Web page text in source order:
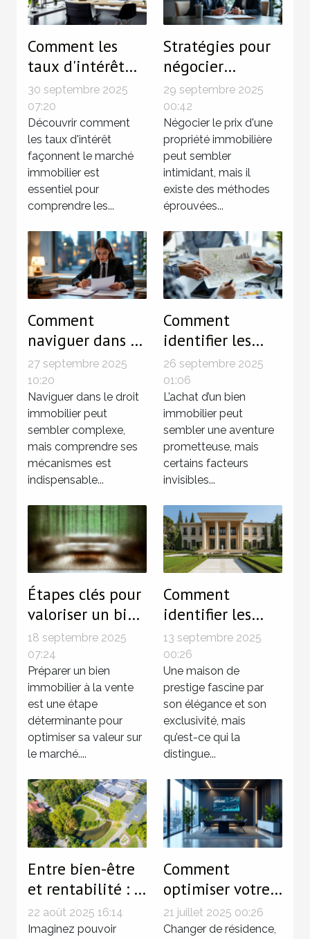
Comment les
taux d'intérêt
influencent le
marché
immobilier ?
30 septembre 2025
07:20
Découvrir comment
les taux d'intérêt
façonnent le marché
immobilier est
essentiel pour
comprendre les...
Stratégies pour
négocier
efficacement le
prix d'une
propriété
immobilière
29 septembre 2025
00:42
Négocier le prix d'une
propriété immobilière
peut sembler
intimidant, mais il
existe des méthodes
éprouvées...
Comment
naviguer dans le
droit immobilier
pour sécuriser
vos
investissements
?
27 septembre 2025
10:20
Naviguer dans le droit
immobilier peut
sembler complexe,
mais comprendre ses
mécanismes est
indispensable...
Comment
identifier les
zones à risque
avant d'acheter
votre prochain
bien immobilier
?
26 septembre 2025
01:06
L’achat d’un bien
immobilier peut
sembler une aventure
prometteuse, mais
certains facteurs
invisibles...
Étapes clés pour
valoriser un bien
avant la vente ?
18 septembre 2025
07:24
Préparer un bien
immobilier à la vente
est une étape
déterminante pour
optimiser sa valeur sur
le marché....
Comment
identifier les
caractéristiques
d'une maison de
prestige ?
13 septembre 2025
00:26
Une maison de
prestige fascine par
son élégance et son
exclusivité, mais
qu’est-ce qui la
distingue...
Entre bien-être
et rentabilité : le
charme de
l'immobilier à
22 août 2025 16:14
Imaginez pouvoir
Comment
optimiser votre
fiscalité lors de
changements de
21 juillet 2025 00:26
Changer de résidence,